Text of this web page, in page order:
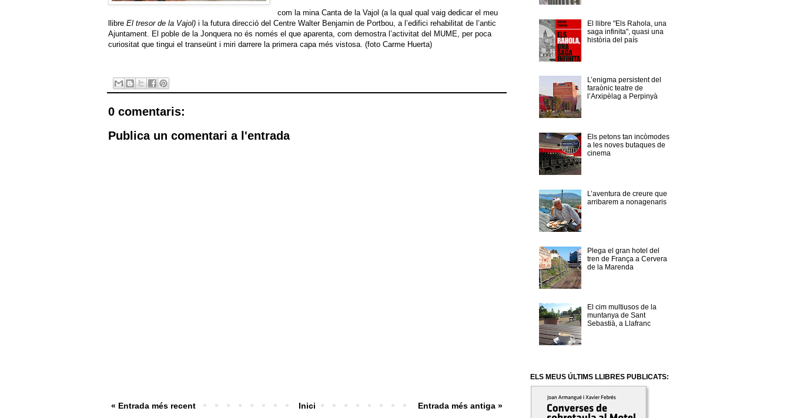
com la mina Canta de la Vajol (a la qual qual vaig dedicar el meu
llibre El tresor de la Vajol) i la futura direcció del Centre Walter Benjamin de Portbou, a l’edifici rehabilitat de l’antic
Ajuntament. El poble de la Jonquera no és només el que aparenta, com demostra l’activitat del MUME, per poca
curiositat que tingui el transeünt i miri darrere la primera capa més vistosa. (foto Carme Huerta)
0 comentaris:
Publica un comentari a l'entrada
« Entrada més recent Entrada més antiga »
Inici
El llibre "Els Rahola, una
saga infinita", quasi una
història del país
L’enigma persistent del
faraònic teatre de
l’Arxipèlag a Perpinyà
Els petons tan incòmodes
a les noves butaques de
cinema
L’aventura de creure que
arribarem a nonagenaris
Plega el gran hotel del
tren de França a Cervera
de la Marenda
El cim multiusos de la
muntanya de Sant
Sebastià, a Llafranc
ELS MEUS ÚLTIMS LLIBRES PUBLICATS: